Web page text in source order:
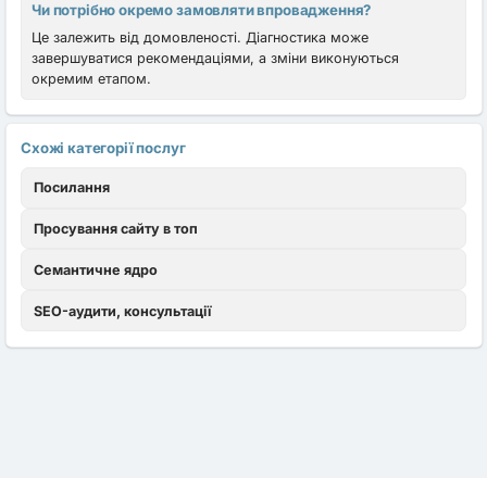
Чи потрібно окремо замовляти впровадження?
Це залежить від домовленості. Діагностика може
завершуватися рекомендаціями, а зміни виконуються
окремим етапом.
Схожі категорії послуг
Посилання
Просування сайту в топ
Семантичне ядро
SEO-аудити, консультації